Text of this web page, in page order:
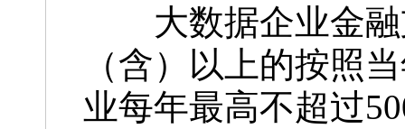
大数据企业金融
（含）以上的按照
业每年最高不超过